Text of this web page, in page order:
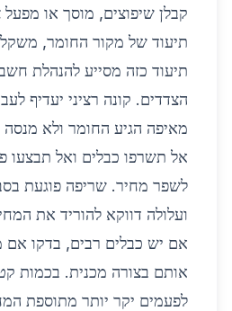
קבלן שיפוצים, מוסך או
תיעוד של מקור החומר,
תיעוד כזה מסייע להנהלת
הצדדים. קונה רציני יעדיף
מאיפה הגיע החומר ולא
אל תשרפו כבלים ואל תבצעו
לשפר מחיר. שריפה פוגעת
ועלולה דווקא להוריד את
אם יש כבלים רבים, בדקו
אותם בצורה מכנית. בכמות
לפעמים יקר יותר מתוספת